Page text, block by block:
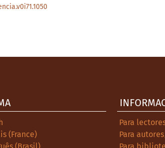
(France)
(Brasil)
Para
Para
Para